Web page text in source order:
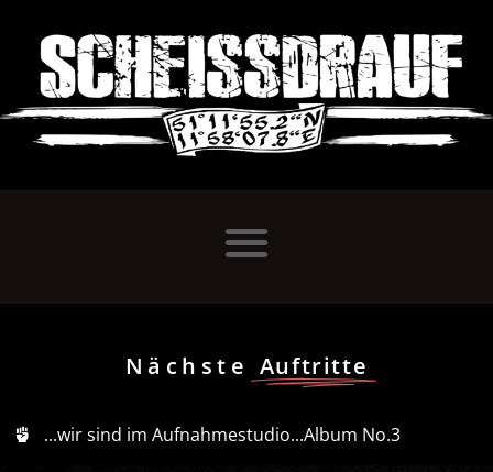
Nächste Auftritte
...wir sind im Aufnahmestudio...Album No.3